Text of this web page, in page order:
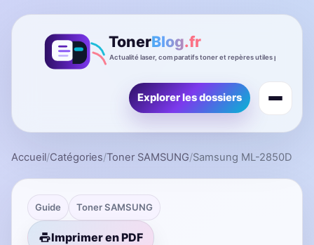
Explorer les dossiers
Accueil/Catégories/Toner SAMSUNG/Samsung ML-2850D
Guide Toner SAMSUNG
Imprimer en PDF